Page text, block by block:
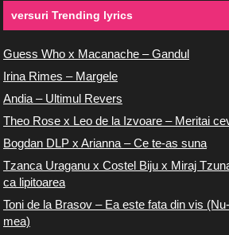
versuri Trending lyrics
Guess Who x Macanache – Gandul
Irina Rimes – Margele
Andia – Ultimul Revers
Theo Rose x Leo de la Izvoare – Meritai
Bogdan DLP x Arianna – Ce te-as suna
Tzanca Uraganu x Costel Biju x Miraj
ca lipitoarea
Toni de la Brasov – Ea este fata din vis
mea)